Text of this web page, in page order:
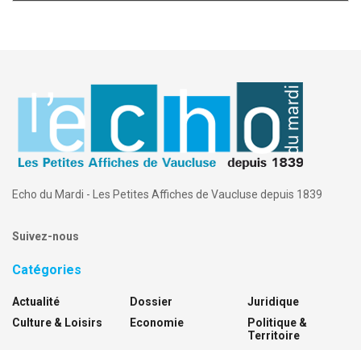
Echo du Mardi - Les Petites Affiches de Vaucluse depuis 1839
Suivez-nous
Catégories
Actualité
Culture & Loisirs
Dossier
Economie
Juridique
Politique &
Territoire